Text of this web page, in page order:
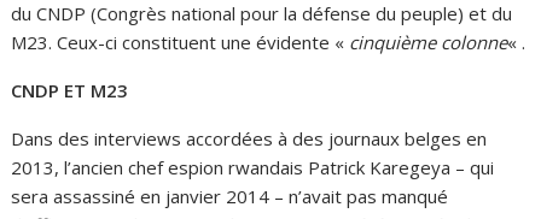
du CNDP (Congrès national pour la défense du peuple) et du
M23. Ceux-ci constituent une évidente « cinquième colonne« .
CNDP ET M23
Dans des interviews accordées à des journaux belges en
2013, l’ancien chef espion rwandais Patrick Karegeya – qui
sera assassiné en janvier 2014 – n’avait pas manqué